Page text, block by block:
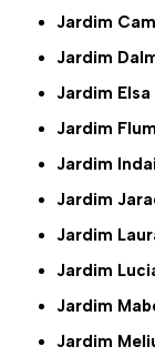
Jardim
Jardim
Jardim Elsa
Jardim
Jardim
Jardim
Jardim
Jardim
Jardim
Jardim